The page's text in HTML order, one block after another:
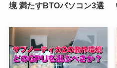
境 満たすBTOパソコン3選